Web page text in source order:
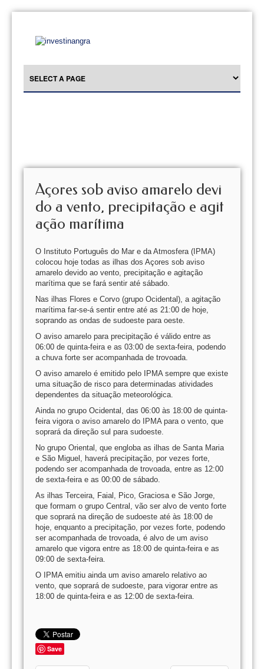
Açores sob aviso amarelo devi
do a vento, precipitação e agit
ação marítima
O Instituto Português do Mar e da Atmosfera (IPMA)
colocou hoje todas as ilhas dos Açores sob aviso
amarelo devido ao vento, precipitação e agitação
marítima que se fará sentir até sábado.
Nas ilhas Flores e Corvo (grupo Ocidental), a agitação
marítima far-se-á sentir entre até as 21:00 de hoje,
soprando as ondas de sudoeste para oeste.
O aviso amarelo para precipitação é válido entre as
06:00 de quinta-feira e as 03:00 de sexta-feira, podendo
a chuva forte ser acompanhada de trovoada.
O aviso amarelo é emitido pelo IPMA sempre que existe
uma situação de risco para determinadas atividades
dependentes da situação meteorológica.
Ainda no grupo Ocidental, das 06:00 às 18:00 de quinta-
feira vigora o aviso amarelo do IPMA para o vento, que
soprará da direção sul para sudoeste.
No grupo Oriental, que engloba as ilhas de Santa Maria
e São Miguel, haverá precipitação, por vezes forte,
podendo ser acompanhada de trovoada, entre as 12:00
de sexta-feira e as 00:00 de sábado.
As ilhas Terceira, Faial, Pico, Graciosa e São Jorge,
que formam o grupo Central, vão ser alvo de vento forte
que soprará na direção de sudoeste até às 18:00 de
hoje, enquanto a precipitação, por vezes forte, podendo
ser acompanhada de trovoada, é alvo de um aviso
amarelo que vigora entre as 18:00 de quinta-feira e as
09:00 de sexta-feira.
O IPMA emitiu ainda um aviso amarelo relativo ao
vento, que soprará de sudoeste, para vigorar entre as
18:00 de quinta-feira e as 12:00 de sexta-feira.
Save